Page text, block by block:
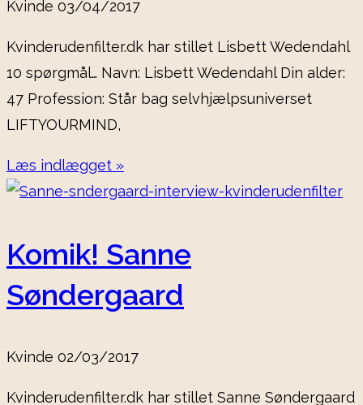
Kvinde 03/04/2017
Kvinderudenfilter.dk har stillet Lisbett Wedendahl
10 spørgmål… Navn: Lisbett Wedendahl Din alder:
47 Profession: Står bag selvhjælpsuniverset
LIFTYOURMIND,
Læs indlægget »
Komik! Sanne
Søndergaard
Kvinde 02/03/2017
Kvinderudenfilter.dk har stillet Sanne Søndergaard